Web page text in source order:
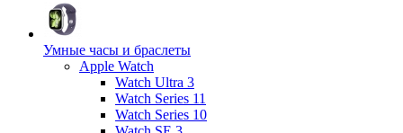
Умные часы и браслеты
Apple Watch
Watch Ultra 3
Watch Series 11
Watch Series 10